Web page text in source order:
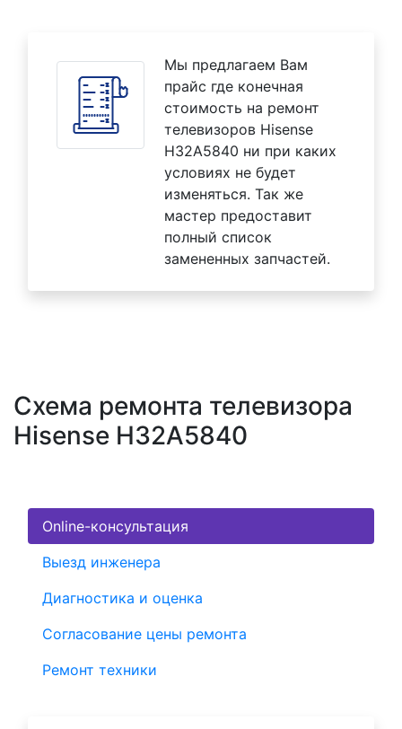
Мы предлагаем Вам
прайс где конечная
стоимость на ремонт
телевизоров Hisense
H32A5840 ни при каких
условиях не будет
изменяться. Так же
мастер предоставит
полный список
замененных запчастей.
Схема ремонта телевизора
Hisense H32A5840
Online-консультация
Выезд инженера
Диагностика и оценка
Согласование цены ремонта
Ремонт техники